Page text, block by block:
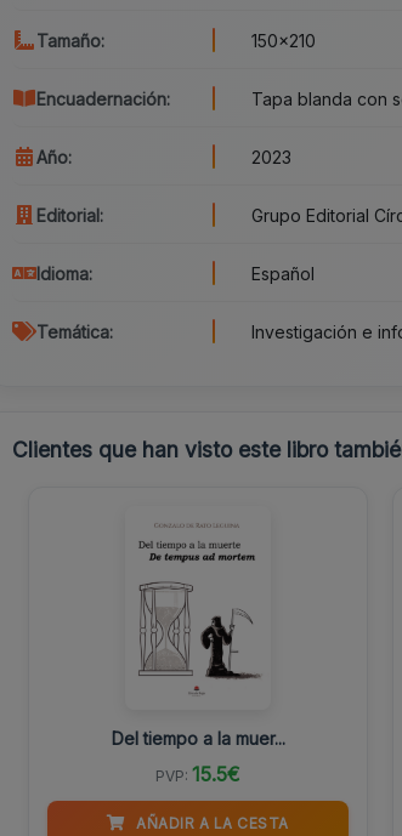
Tamaño: 150x210
Encuadernación: Tapa blanda con
Año: 2023
Editorial: Grupo Editorial
Idioma: Español
Temática: Investigación e
Clientes que han visto este libro
Del tiempo a la muer...
PVP: 15.5€
AÑADIR A LA CESTA